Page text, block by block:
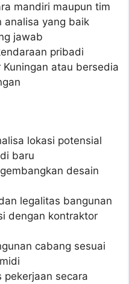
mandiri maupun tim
analisa yang baik
jawab
pribadi
atau bersedia
lokasi potensial
baru
desain
legalitas bangunan
dengan kontraktor
cabang sesuai
pekerjaan secara